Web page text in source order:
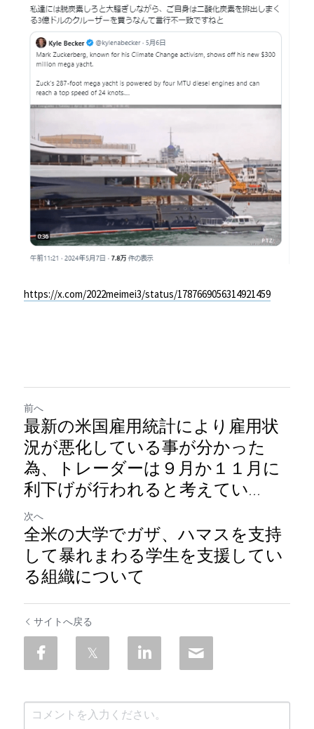
https://x.com/2022meimei3/status/1787669056314921459
前へ
最新の米国雇用統計により雇用状
況が悪化している事が分かった
為、トレーダーは９月か１１月に
利下げが行われると考えてい...
次へ
全米の大学でガザ、ハマスを支持
して暴れまわる学生を支援してい
る組織について
サイトへ戻る